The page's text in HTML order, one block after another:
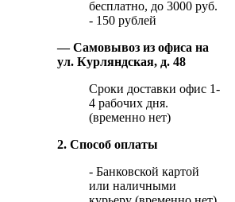
бесплатно, до 3000 руб.
- 150 рублей
— Самовывоз из офиса на
ул. Курляндская, д. 48
Сроки доставки офис 1-
4 рабочих дня.
(временно нет)
2. Способ оплаты
- Банковской картой
или наличными